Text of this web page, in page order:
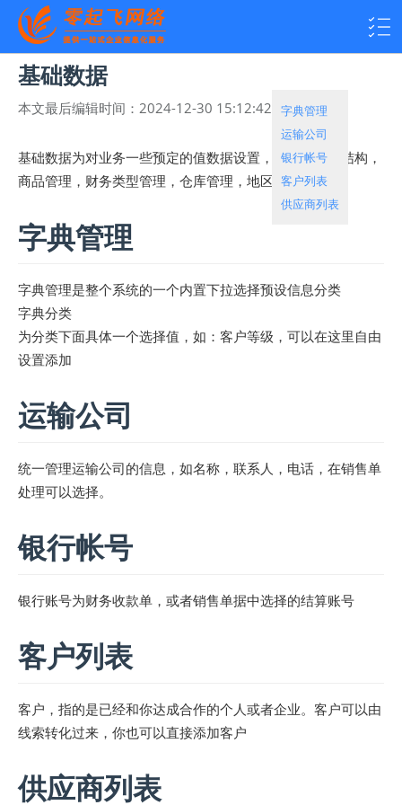
基础数据
本文最后编辑时间： 2024-12-30 15:12:42 热度：1412
基础数据为对业务一些预定的值数据设置，包括了组织结构，
商品管理，财务类型管理，仓库管理，地区管理等信息
字典管理
字典管理是整个系统的一个内置下拉选择预设信息分类
字典分类
为分类下面具体一个选择值，如：客户等级，可以在这里自由
设置添加
运输公司
统一管理运输公司的信息，如名称，联系人，电话，在销售单
处理可以选择。
银行帐号
银行账号为财务收款单，或者销售单据中选择的结算账号
客户列表
客户，指的是已经和你达成合作的个人或者企业。客户可以由
线索转化过来，你也可以直接添加客户
供应商列表
字典管理
运输公司
银行帐号
客户列表
供应商列表